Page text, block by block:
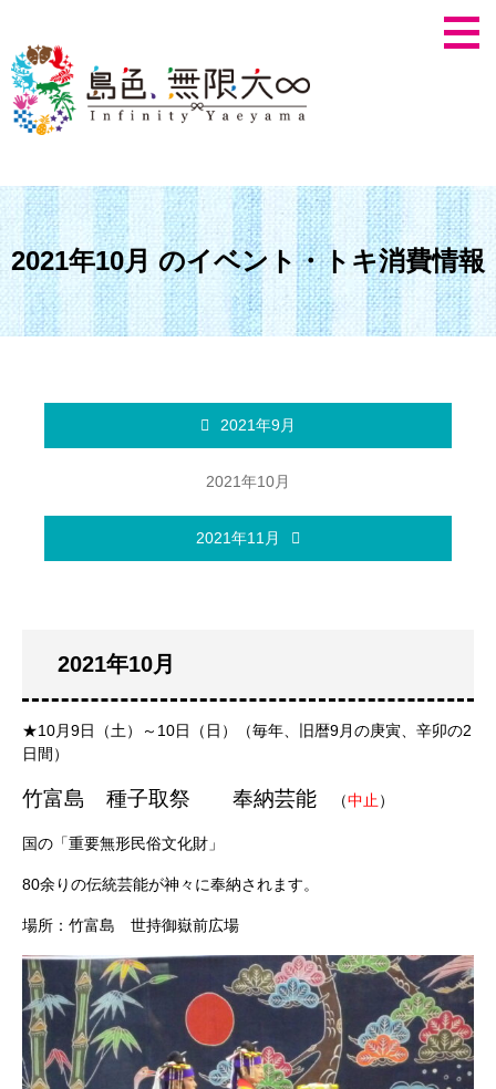
2021年10月 のイベント・トキ消費情報
2021年9月
2021年10月
2021年11月
2021年10月
★10月9日（土）～10日（日）（毎年、旧暦9月の庚寅、辛卯の2
日間）
竹富島 種子取祭 奉納芸能 （中止 ）
国の「重要無形民俗文化財」
80余りの伝統芸能が神々に奉納されます。
場所：竹富島 世持御嶽前広場